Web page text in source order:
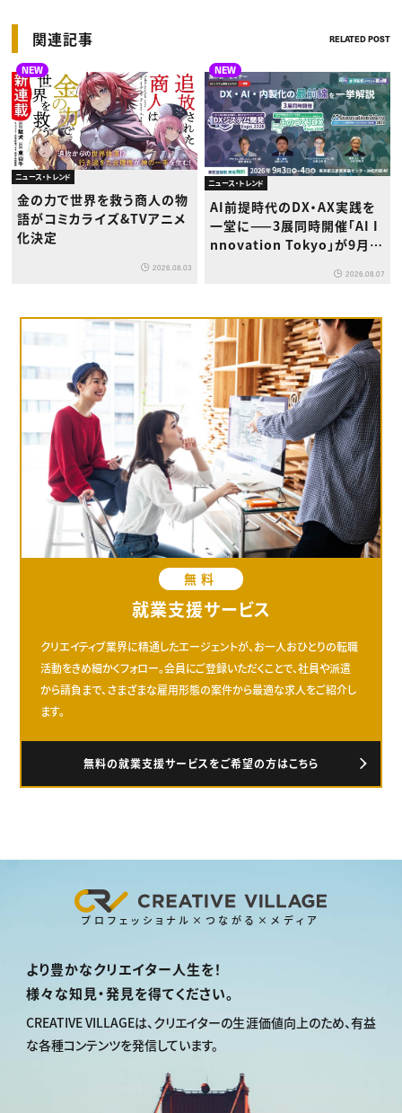
関連記事 RELATED POST
NEW
ニュース・トレンド
金の力で世界を救う商人の物
語がコミカライズ&TVアニメ
化決定
2026.08.03
NEW
ニュース・トレンド
AI前提時代のDX・AX実践を
一堂に——3展同時開催「AI I
nnovation Tokyo」が9月浜
2026.08.07
無料
就業支援サービス
クリエイティブ業界に精通したエージェントが、お一人おひとりの転職
活動をきめ細かくフォロー。会員にご登録いただくことで、社員や派遣
から請負まで、さまざまな雇用形態の案件から最適な求人をご紹介し
ます。
無料の就業支援サービスをご希望の方はこちら
プロフェッショナル×つながる×メディア
より豊かなクリエイター人生を！
様々な知見・発見を得てください。
CREATIVE VILLAGEは、クリエイターの生涯価値向上のため、有益
な各種コンテンツを発信しています。